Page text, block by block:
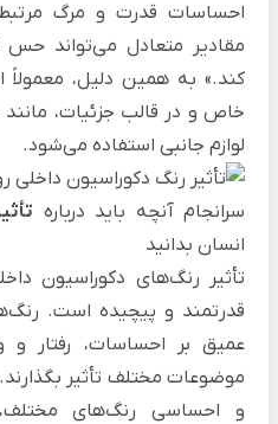
احساسات قدرت و مرگ
مقادیر متعادل می‌تواند
کند.» به همین دلیل،
خاص و در قالب جزئیات، مانند
لوازم جانبی استفاده می‌شود.
سرانجام آنچه باید درباره
انسان بدانید
تأثیر رنگ‌های دکوراسیون
قدرتمند و پیچیده است.
عمیق بر احساسات، رفتار
موضوعات مختلف تأثیر
و احساسی رنگ‌های مختلف،